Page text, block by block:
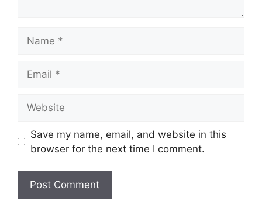
Save my name, email, and website in this
browser for the next time I comment.